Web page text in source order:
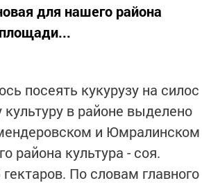
для нашего района
посеять кукурузу на силос
в районе выделено
и Юмралинском
района культура - соя.
По словам главного